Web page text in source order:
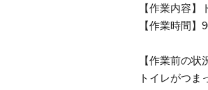
【作業内容】
【作業時間】
【作業前の状
トイレがつま